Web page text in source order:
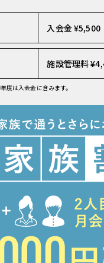
入会金 ¥5,500
施設管理料
度は入会金に含みます。